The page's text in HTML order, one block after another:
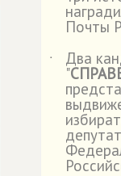
Почты
˙
Два
"